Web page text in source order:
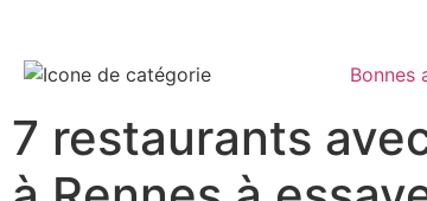
Bonnes
7 restaurants